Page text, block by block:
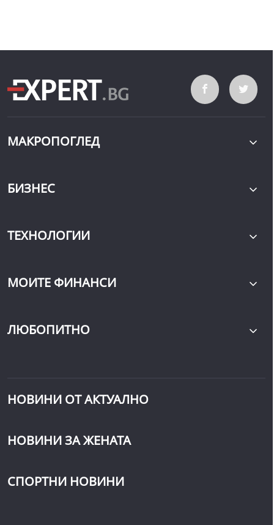
МАКРОПОГЛЕД
БИЗНЕС
ТЕХНОЛОГИИ
МОИТЕ ФИНАНСИ
ЛЮБОПИТНО
НОВИНИ ОТ АКТУАЛНО
НОВИНИ ЗА ЖЕНАТА
СПОРТНИ НОВИНИ